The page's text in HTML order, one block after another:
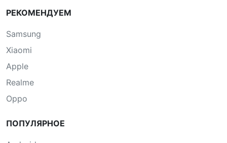
РЕКОМЕНДУЕМ
Samsung
Xiaomi
Apple
Realme
Oppo
ПОПУЛЯРНОЕ